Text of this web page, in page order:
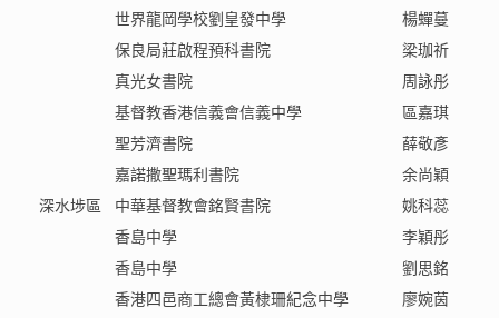
世界龍岡學校劉皇發中學
楊蟬蔓
保良局莊啟程預科書院
梁珈祈
真光女書院
周詠彤
基督教香港信義會信義中學
區嘉琪
聖芳濟書院
薛敬彥
嘉諾撒聖瑪利書院
余尚穎
深水埗區
中華基督教會銘賢書院
姚科蕊
香島中學
李穎彤
香島中學
劉思銘
香港四邑商工總會黃棣珊紀念中學
廖婉茵